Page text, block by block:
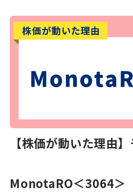
【株価が動いた理由
MonotaRO＜3064＞